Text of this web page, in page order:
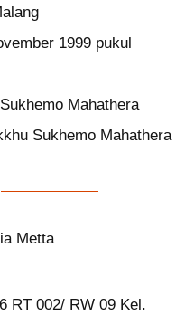
1999 pukul
Mahathera
Sukhemo Mahathera
Metta
RT 002/ RW 09 Kel.